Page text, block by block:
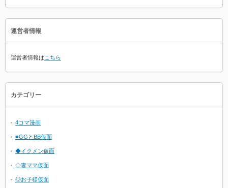
運営者情報
運営者情報は こちら
カテゴリー
4コマ漫画
■GGとBB仮面
◆イクメン仮面
◇妻ママ仮面
◎お子様仮面